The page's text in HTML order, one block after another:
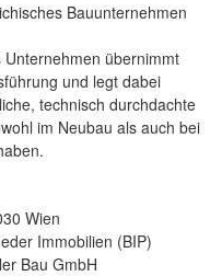
Bauunternehmen
übernimmt
und legt dabei
technisch durchdachte
im Neubau als auch bei
Wien
Immobilien (BIP)
Bau GmbH